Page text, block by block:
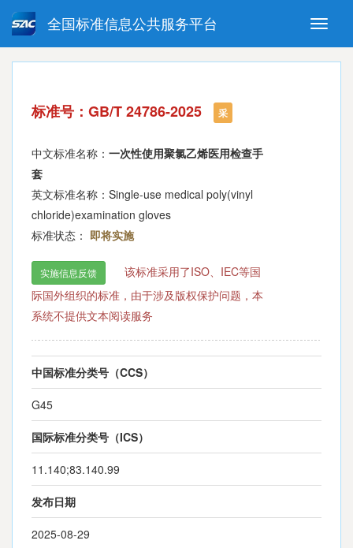
Toggle
全国标准信息公共服务平台
强制性国家标准 推荐性国家标准
指导性技术文件 (National standards in foreign
language version)
标准号：GB/T 24786-2025 采
中文标准名称： 一次性使用聚氯乙烯医用检查手
套
英文标准名称：Single-use medical poly(vinyl
chloride)examination gloves
标准状态： 即将实施
实施信息反馈
该标准采用了ISO、IEC等国
际国外组织的标准，由于涉及版权保护问题，本
系统不提供文本阅读服务
中国标准分类号（CCS）
G45
国际标准分类号（ICS）
11.140;83.140.99
发布日期
2025-08-29